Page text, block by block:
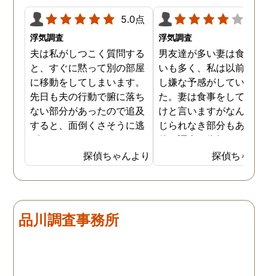
ができて良かったです。
5.0点
浮気調査
夫は私がしつこく質問する
と、すぐに黙って別の部屋
に移動をしてしまいます。
先日も夫の行動で腑に落ち
ない部分があったので追及
すると、面倒くさそうに逃
げてしまいました。そこで
探偵に夫の行動について調
査をしてもらうと、やはり
私の想像通り女と頻繁に会
た。さらに探偵が入手した
証拠から二人が肉体関係を
探偵ちゃんより
浮気調査
男友達が多い妻は食事の
いも多く、私は以前から
し嫌な予感がしていまし
た。妻は食事をしている
けと言いますがなんとも
じられなき部分もあり、
偵に調査を依頼しました
妻は定期的に男友達と食
に出かけているため、調
日は簡単に決めることが
果、妻が男友達と食事だ
探偵ちゃん
品川調査事務所